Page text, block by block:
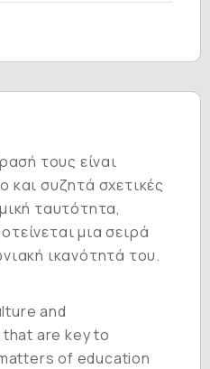
τους είναι
συζητά σχετικές
ταυτότητα,
μια σειρά
ικανότητά του.
and
are key to
of education